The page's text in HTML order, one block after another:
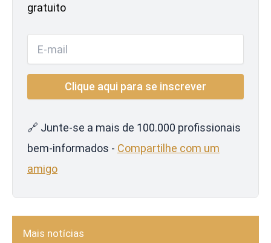
gratuito
🔗 Junte-se a mais de 100.000 profissionais
bem-informados - Compartilhe com um
amigo
Mais notícias